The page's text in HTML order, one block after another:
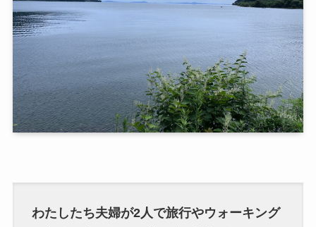
わたしたち夫婦が2人で旅行やウォーキング